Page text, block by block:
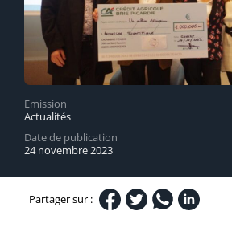
Emission
Actualités
Date de publication
24 novembre 2023
Partager sur :